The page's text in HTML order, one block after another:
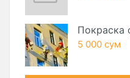
Покраска
5 000 сум